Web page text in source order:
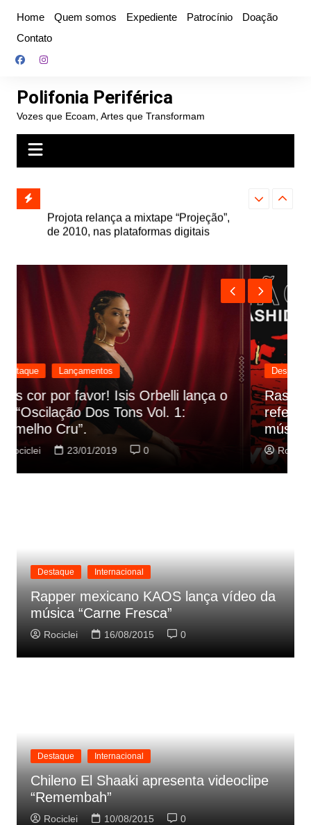
conteúdo
Home Quem somos Expediente Patrocínio
Doação
Contato
Polifonia Periférica
Vozes que Ecoam, Artes que Transformam
e abre
autoral,
Farofa
Destaque Lançamentos
Rashid vai buscar nos HQs as
referencias do clipe de sua nova
música
Rociclei 22/01/2019
Destaque Internacional
Rapper mexicano KAOS lança vídeo da
música “Carne Fresca”
Rociclei 16/08/2015 0
Destaque Internacional
Chileno El Shaaki apresenta videoclipe
“Remembah”
Rociclei 10/08/2015 0